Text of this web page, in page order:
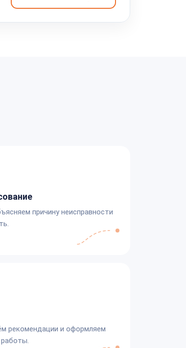
причину неисправности
рекомендации и оформляем